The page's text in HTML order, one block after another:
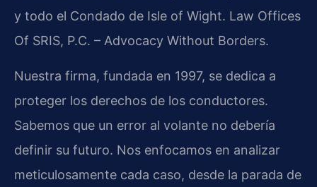
y todo el Condado de Isle of Wight. Law Offices
Of SRIS, P.C. – Advocacy Without Borders.
Nuestra firma, fundada en 1997, se dedica a
proteger los derechos de los conductores.
Sabemos que un error al volante no debería
definir su futuro. Nos enfocamos en analizar
meticulosamente cada caso, desde la parada de